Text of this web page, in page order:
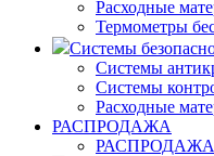
Расходные
Термометры
Системы
Системы
Системы
Расходные
РАСПРОДАЖА
РАСПРОДАЖА